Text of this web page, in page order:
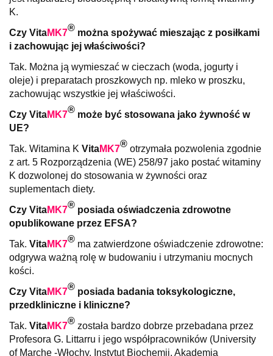
K.
Czy VitaMK7® można spożywać mieszając z posiłkami
i zachowując jej właściwości?
Tak. Można ją wymieszać w cieczach (woda, jogurty i
oleje) i preparatach proszkowych np. mleko w proszku,
zachowując wszystkie jej właściwości.
Czy VitaMK7® może być stosowana jako żywność w
UE?
Tak. Witamina K VitaMK7® otrzymała pozwolenia zgodnie
z art. 5 Rozporządzenia (WE) 258/97 jako postać witaminy
K dozwolonej do stosowania w żywności oraz
suplementach diety.
Czy VitaMK7® posiada oświadczenia zdrowotne
opublikowane przez EFSA?
Tak. VitaMK7® ma zatwierdzone oświadczenie zdrowotne:
odgrywa ważną rolę w budowaniu i utrzymaniu mocnych
kości.
Czy VitaMK7® posiada badania toksykologiczne,
przedkliniczne i kliniczne?
Tak. VitaMK7® została bardzo dobrze przebadana przez
Profesora G. Littarru i jego współpracowników (University
of Marche -Włochy, Instytut Biochemii, Akademia